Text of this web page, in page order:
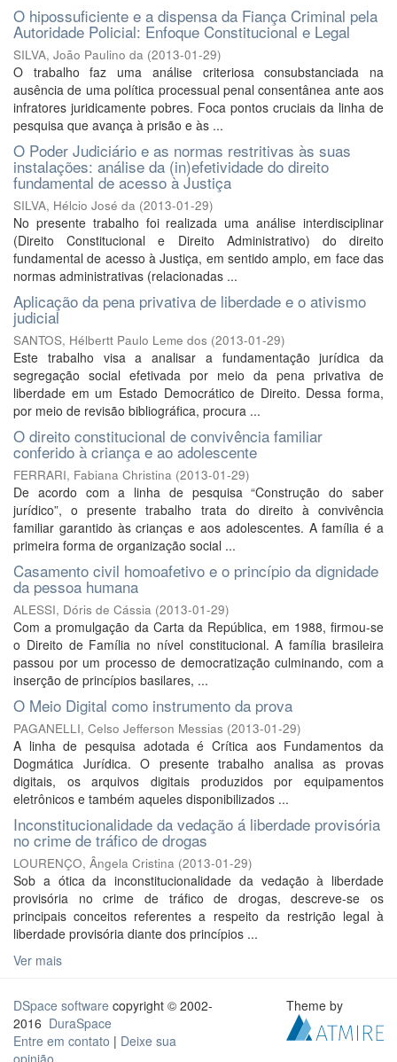
O hipossuficiente e a dispensa da Fiança Criminal pela
Autoridade Policial: Enfoque Constitucional e Legal
SILVA, João Paulino da (2013-01-29)
O trabalho faz uma análise criteriosa consubstanciada na
ausência de uma política processual penal consentânea ante aos
infratores juridicamente pobres. Foca pontos cruciais da linha de
pesquisa que avança à prisão e às ...
O Poder Judiciário e as normas restritivas às suas
instalações: análise da (in)efetividade do direito
fundamental de acesso à Justiça
SILVA, Hélcio José da (2013-01-29)
No presente trabalho foi realizada uma análise interdisciplinar
(Direito Constitucional e Direito Administrativo) do direito
fundamental de acesso à Justiça, em sentido amplo, em face das
normas administrativas (relacionadas ...
Aplicação da pena privativa de liberdade e o ativismo
judicial
SANTOS, Hélbertt Paulo Leme dos (2013-01-29)
Este trabalho visa a analisar a fundamentação jurídica da
segregação social efetivada por meio da pena privativa de
liberdade em um Estado Democrático de Direito. Dessa forma,
por meio de revisão bibliográfica, procura ...
O direito constitucional de convivência familiar
conferido à criança e ao adolescente
FERRARI, Fabiana Christina (2013-01-29)
De acordo com a linha de pesquisa “Construção do saber
jurídico”, o presente trabalho trata do direito à convivência
familiar garantido às crianças e aos adolescentes. A família é a
primeira forma de organização social ...
Casamento civil homoafetivo e o princípio da dignidade
da pessoa humana
ALESSI, Dóris de Cássia (2013-01-29)
Com a promulgação da Carta da República, em 1988, firmou-se
o Direito de Família no nível constitucional. A família brasileira
passou por um processo de democratização culminando, com a
inserção de princípios basilares, ...
O Meio Digital como instrumento da prova
PAGANELLI, Celso Jefferson Messias (2013-01-29)
A linha de pesquisa adotada é Crítica aos Fundamentos da
Dogmática Jurídica. O presente trabalho analisa as provas
digitais, os arquivos digitais produzidos por equipamentos
eletrônicos e também aqueles disponibilizados ...
Inconstitucionalidade da vedação á liberdade provisória
no crime de tráfico de drogas
LOURENÇO, Ângela Cristina (2013-01-29)
Sob a ótica da inconstitucionalidade da vedação à liberdade
provisória no crime de tráfico de drogas, descreve-se os
principais conceitos referentes a respeito da restrição legal à
liberdade provisória diante dos princípios ...
Ver mais
DSpace software copyright © 2002-
2016 DuraSpace
Entre em contato | Deixe sua
opinião
Theme by